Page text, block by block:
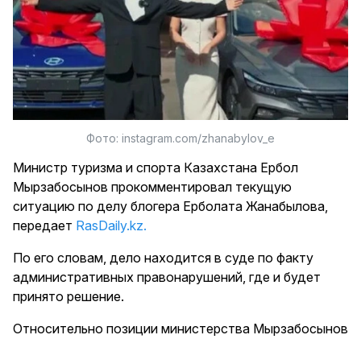
Фото: instagram.com/zhanabylov_e
Министр туризма и спорта Казахстана Ербол
Мырзабосынов прокомментировал текущую
ситуацию по делу блогера Ерболата Жанабылова,
передает RasDaily.kz.
По его словам, дело находится в суде по факту
административных правонарушений, где и будет
принято решение.
Относительно позиции министерства Мырзабосынов